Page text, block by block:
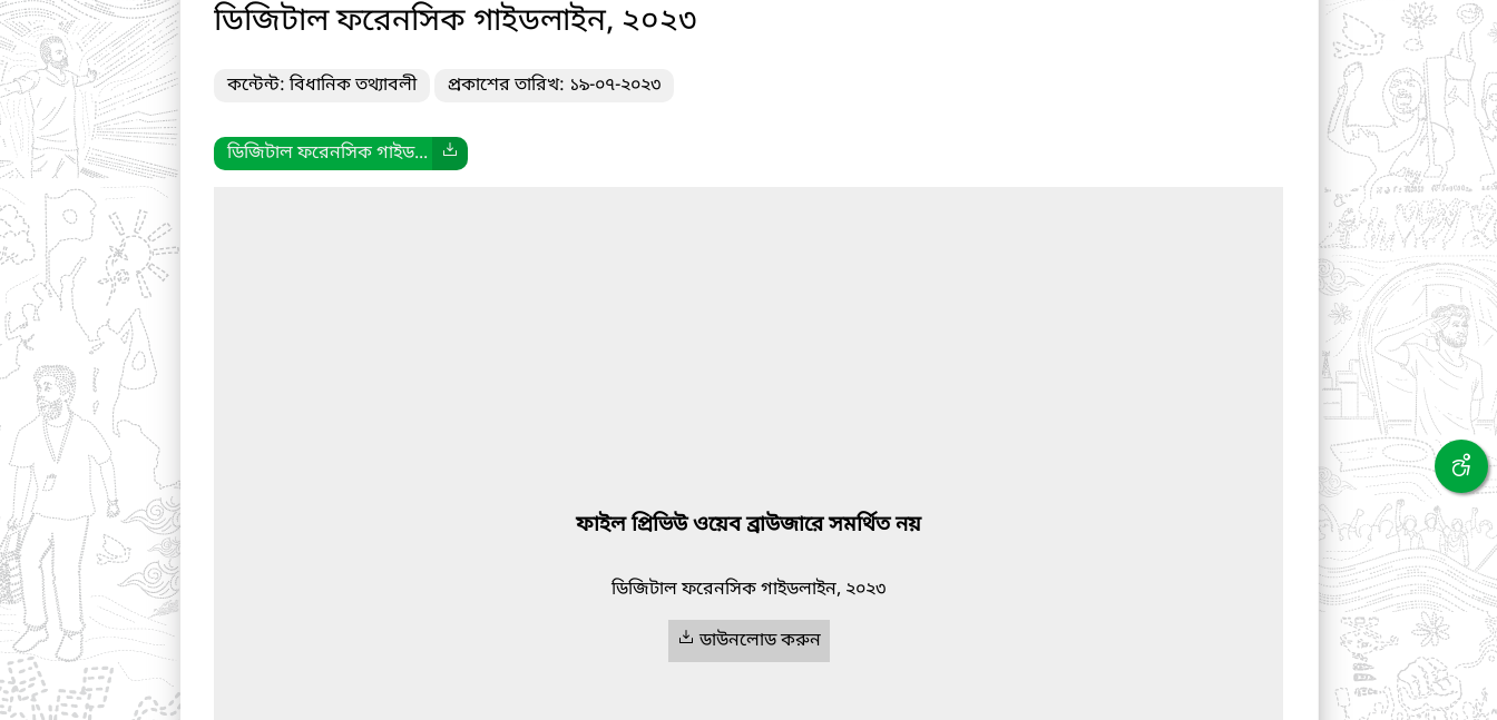
ডিজিটাল ফরেনসিক গাইডলাইন, ২০২৩
কন্টেন্ট: বিধানিক তথ্যাবলী প্রকাশের তারিখ: ১৯-০৭-২০২৩
ডিজিটাল ফরেনসিক গাইড...
ফাইল প্রিভিউ ওয়েব ব্রাউজারে সমর্থিত নয়
ডিজিটাল ফরেনসিক গাইডলাইন, ২০২৩
ডাউনলোড করুন